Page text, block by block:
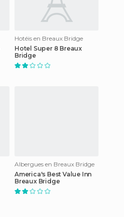
Hotéis en Breaux Bridge
Hotel Super 8 Breaux
Bridge
Albergues en Breaux Bridge
America's Best Value Inn
Breaux Bridge